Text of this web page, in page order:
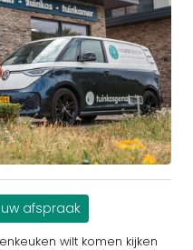
afspraak
wilt komen kijken